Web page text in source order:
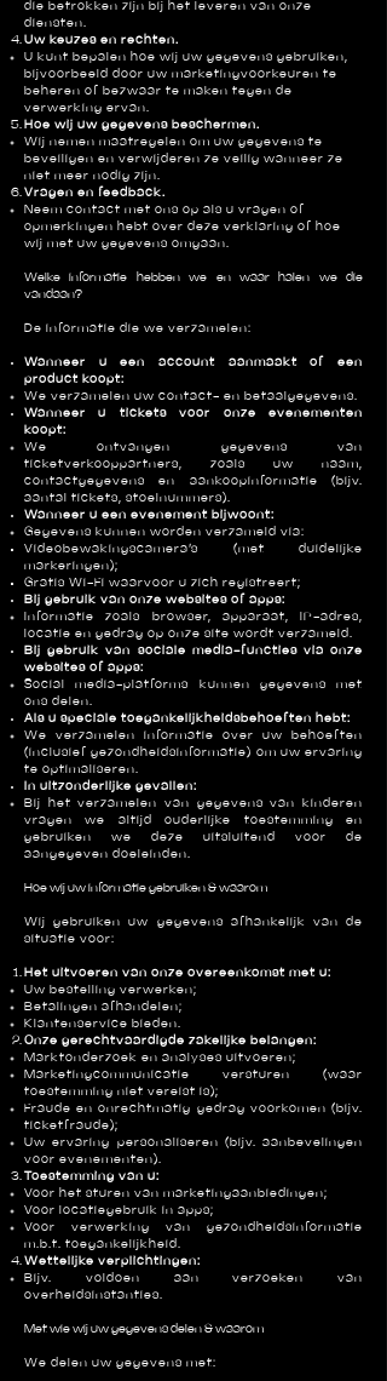
die betrokken zijn bij het leveren van onze
diensten.
Uw keuzes en rechten.
U kunt bepalen hoe wij uw gegevens gebruiken,
bijvoorbeeld door uw marketingvoorkeuren te
beheren of bezwaar te maken tegen de
verwerking ervan.
Hoe wij uw gegevens beschermen.
Wij nemen maatregelen om uw gegevens te
beveiligen en verwijderen ze veilig wanneer ze
niet meer nodig zijn.
Vragen en feedback.
Neem contact met ons op als u vragen of
opmerkingen hebt over deze verklaring of hoe
wij met uw gegevens omgaan.
Welke informatie hebben we en waar halen we die
vandaan?
De informatie die we verzamelen:
Wanneer u een account aanmaakt of een
product koopt:
We verzamelen uw contact- en betaalgegevens.
Wanneer u tickets voor onze evenementen
koopt:
We ontvangen gegevens van
ticketverkooppartners, zoals uw naam,
contactgegevens en aankoopinformatie (bijv.
aantal tickets, stoelnummers).
Wanneer u een evenement bijwoont:
Gegevens kunnen worden verzameld via:
Videobewakingscamera’s (met duidelijke
markeringen);
Gratis Wi-Fi waarvoor u zich registreert;
Bij gebruik van onze websites of apps:
Informatie zoals browser, apparaat, IP-adres,
locatie en gedrag op onze site wordt verzameld.
Bij gebruik van sociale media-functies via onze
websites of apps:
Social media-platforms kunnen gegevens met
ons delen.
Als u speciale toegankelijkheidsbehoeften hebt:
We verzamelen informatie over uw behoeften
(inclusief gezondheidsinformatie) om uw ervaring
te optimaliseren.
In uitzonderlijke gevallen:
Bij het verzamelen van gegevens van kinderen
vragen we altijd ouderlijke toestemming en
gebruiken we deze uitsluitend voor de
aangegeven doeleinden.
Hoe wij uw informatie gebruiken & waarom
Wij gebruiken uw gegevens afhankelijk van de
situatie voor:
Het uitvoeren van onze overeenkomst met u:
Uw bestelling verwerken;
Betalingen afhandelen;
Klantenservice bieden.
Onze gerechtvaardigde zakelijke belangen:
Marktonderzoek en analyses uitvoeren;
Marketingcommunicatie versturen (waar
toestemming niet vereist is);
Fraude en onrechtmatig gedrag voorkomen (bijv.
ticketfraude);
Uw ervaring personaliseren (bijv. aanbevelingen
voor evenementen).
Toestemming van u:
Voor het sturen van marketingaanbiedingen;
Voor locatiegebruik in apps;
Voor verwerking van gezondheidsinformatie
m.b.t. toegankelijkheid.
Wettelijke verplichtingen:
Bijv. voldoen aan verzoeken van
overheidsinstanties.
Met wie wij uw gegevens delen & waarom
We delen uw gegevens met: